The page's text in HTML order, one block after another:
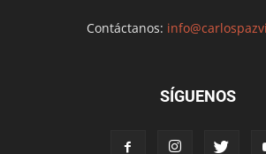
Contáctanos:
SÍGUENOS